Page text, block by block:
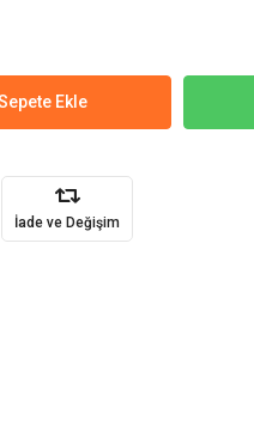
Ekle
İade ve Değişim